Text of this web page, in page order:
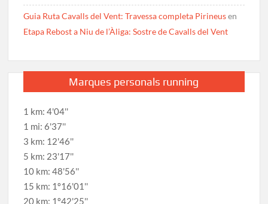
Guia Ruta Cavalls del Vent: Travessa completa Pirineusen
Etapa Rebost a Niu de l’Àliga: Sostre de Cavalls del Vent
Marques personals running
1 km: 4'04''
1 mi: 6'37''
3 km: 12'46''
5 km: 23'17''
10 km: 48'56''
15 km: 1º16'01''
20 km: 1º42'25''